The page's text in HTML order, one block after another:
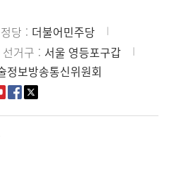
정당
더불어민주당
선거구
서울 영등포구갑
정보방송통신위원회